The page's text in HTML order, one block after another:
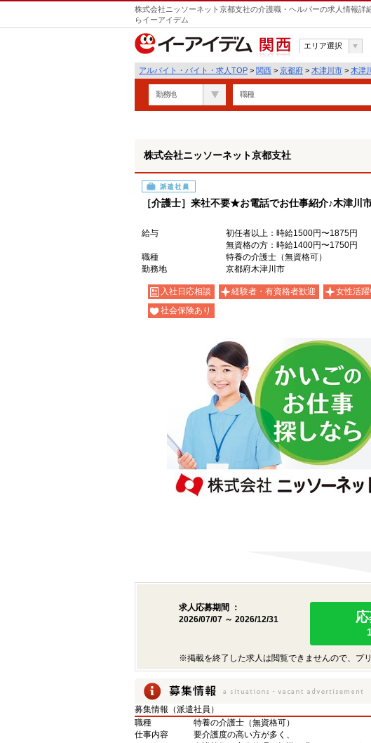
株式会社ニッソーネット京都支社の介護職・ヘルパーの求人情報詳
らイーアイデム
関西
エリア選択
アルバイト・バイト・求人TOP > 関西 > 京都府 > 木津川市 > 木津
勤務地 職種
株式会社ニッソーネット京都支社
派遣社員
［介護士］来社不要★お電話でお仕事紹介♪木津川
給与
初任者以上：時給1500円〜1875円
無資格の方：時給1400円〜1750円
職種
特養の介護士（無資格可）
勤務地
京都府木津川市
入社日応相談 経験者・有資格者歓迎 女性活躍
社会保険あり
求人応募期間 ：
2026/07/07 ～ 2026/12/31
※掲載を終了した求人は閲覧できませんので、プ
募集情報（派遣社員）
職種
特養の介護士（無資格可）
仕事内容
要介護度の高い方が多く、